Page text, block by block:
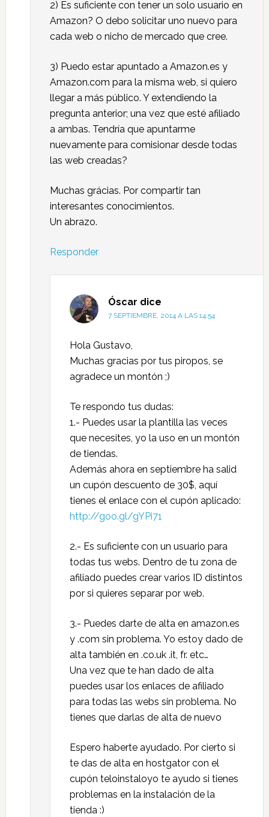
2) Es suficiente con tener un solo usuario en
Amazon? O debo solicitar uno nuevo para
cada web o nicho de mercado que cree.
3) Puedo estar apuntado a Amazon.es y
Amazon.com para la misma web, si quiero
llegar a más público. Y extendiendo la
pregunta anterior; una vez que esté afiliado
a ambas. Tendría que apuntarme
nuevamente para comisionar desde todas
las web creadas?
Muchas grácias. Por compartir tan
interesantes conocimientos.
Un abrazo.
Responder
Óscar dice
7 SEPTIEMBRE, 2014 A LAS 14:54
Hola Gustavo,
Muchas gracias por tus piropos, se
agradece un montón ;)
Te respondo tus dudas:
1.- Puedes usar la plantilla las veces
que necesites, yo la uso en un montón
de tiendas.
Además ahora en septiembre ha salid
un cupón descuento de 30$, aquí
tienes el enlace con el cupón aplicado:
http://goo.gl/gYPi71
2.- Es suficiente con un usuario para
todas tus webs. Dentro de tu zona de
afiliado puedes crear varios ID distintos
por si quieres separar por web.
3.- Puedes darte de alta en amazon.es
y .com sin problema. Yo estoy dado de
alta también en .co.uk .it, fr. etc…
Una vez que te han dado de alta
puedes usar los enlaces de afiliado
para todas las webs sin problema. No
tienes que darlas de alta de nuevo
Espero haberte ayudado. Por cierto si
te das de alta en hostgator con el
cupón teloinstaloyo te ayudo si tienes
problemas en la instalación de la
tienda :)